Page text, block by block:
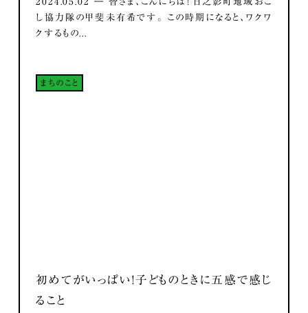
し協力隊の甲斐未有希です。 この時期になると、ワクワ
クするもの...
まちのこと
初めてがいっぱい！子どものときに五感で感じ
ること